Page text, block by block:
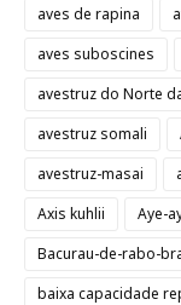
aves de rapina
aves suboscines
avestruz do Norte
avestruz somali
avestruz-masai
Axis kuhlii
Aye-
Bacurau-de-rabo-
baixa capacidade